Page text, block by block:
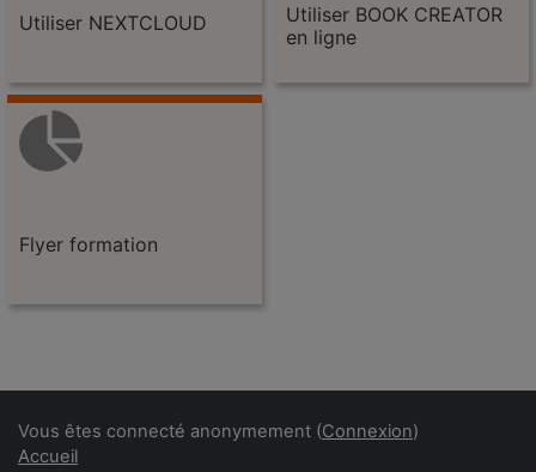
Utiliser NEXTCLOUD
Utiliser BOOK CREATOR
en ligne
Flyer formation
Blocs supplémentaires
Vous êtes connecté anonymement (Connexion)
Accueil